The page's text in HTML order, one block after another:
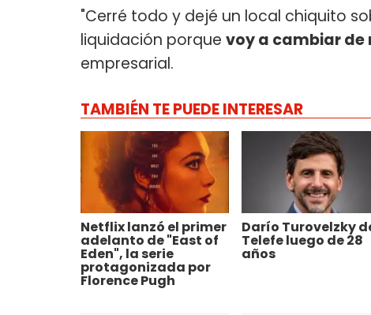
"Cerré todo y dejé un local chiquito
liquidación porque voy a cambiar de
empresarial.
TAMBIÉN TE PUEDE INTERESAR
Netflix lanzó el primer
adelanto de "East of
Eden", la serie
protagonizada por
Florence Pugh
Darío Turovelzky
Telefe luego de 28
años